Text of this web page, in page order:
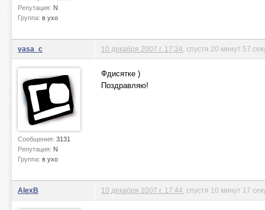
Репутация: N
Группа: в ухо
vasa_c
Сообщения: 3131
Репутация: N
Группа: в ухо
10 декабря 2007 г. 17:34 , спустя 20 минут 57
Фдисятке )
Поздравляю!
AlexB 10 декабря 2007 г. 17:44 , спустя 10 минут 17